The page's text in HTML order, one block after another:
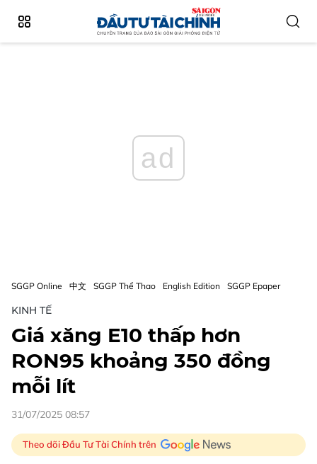
ad
SGGP Online 中文 SGGP Thể Thao English Edition SGGP Epaper
KINH TẾ
Giá xăng E10 thấp hơn
RON95 khoảng 350 đồng
mỗi lít
31/07/2025 08:57
Theo dõi Đầu Tư Tài Chính trên